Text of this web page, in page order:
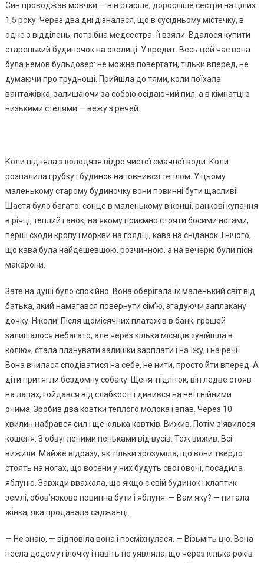
Син проводжав мовчки — він старше, доросліше сестри на цілих
1,5 року. Через два дні дізналася, що в сусідньому містечку, в
одне з відділень, потрібна медсестра. Її взяли. Вдалося купити
старенький будиночок на околиці. У кредит. Весь цей час вона
була немов бульдозер: не можна повертати, тільки вперед, не
думаючи про труднощі. Прийшла до тями, коли поїхала
вантажівка, залишаючи за собою осідаючий пил, а в кімнатці з
низькими стелями — вежу з речей.
Коли підняла з колодязя відро чистої смачної води. Коли
розпалила грубку і будинок наповнився теплом. У цьому
маленькому старому будиночку вони повинні бути щасливі!
Щастя було багато: сонце в маленькому віконці, ранкові купання
в річці, теплий ганок, на якому приємно стояти босими ногами,
перші сходи кропу і моркви на грядці, кава на сніданок. І нічого,
що кава була найдешевшою, розчинною, а на вечерю були пісні
макарони.
Зате на душі було спокійно. Вона оберігала їх маленький світ від
батька, який намагався повернути сім’ю, згадуючи заплакану
дочку. Ніколи! Після щомісячних платежів в банк, грошей
залишалося небагато, але через кілька місяців «увійшла в
колію», стала планувати залишки зарплати і на їжу, і на речі.
Вона вчилася сподіватися на себе, не нити, просто йти вперед. А
діти притягли бездомну собаку. Щеня-підліток, він ледве стояв
на лапах, гойдався від слабкості і дивився на неї гнійними
очима. Зробив два ковтки теплого молока і впав. Через 10
хвилин набрався сил і ще кілька ковтків. Вижив. Потім з’явилося
кошеня. З обвугленими пеньками від вусів. Теж вижив. Всі
вижили. Майже відразу, як тільки зрозуміла, що вони твердо
стоять на ногах, що восени у них будуть свої овочі, посадила
яблуню. Завжди вважала, що якщо є свій будинок і клаптик
землі, обов’язково повинна бути і яблуня. — Вам яку? — питала
жінка, яка продавала саджанці.
— Не знаю, — відповіла вона і посміхнулася. — Візьміть цю. Вона
несла додому гілочку і навіть не уявляла, що через кілька років